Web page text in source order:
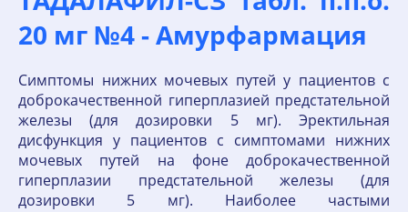
20 мг №4 - Амурфармация
Симптомы нижних мочевых путей у пациентов с
доброкачественной гиперплазией предстательной
железы (для дозировки 5 мг). Эректильная
дисфункция у пациентов с симптомами нижних
мочевых путей на фоне доброкачественной
гиперплазии предстательной железы (для
дозировки 5 мг). Наиболее частыми